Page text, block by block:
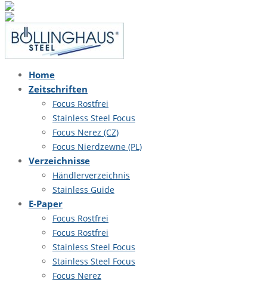
Home
Zeitschriften
Focus Rostfrei
Stainless Steel Focus
Focus Nerez (CZ)
Focus Nierdzewne (PL)
Verzeichnisse
Händlerverzeichnis
Stainless Guide
E-Paper
Focus Rostfrei
Focus Rostfrei
Stainless Steel Focus
Stainless Steel Focus
Focus Nerez